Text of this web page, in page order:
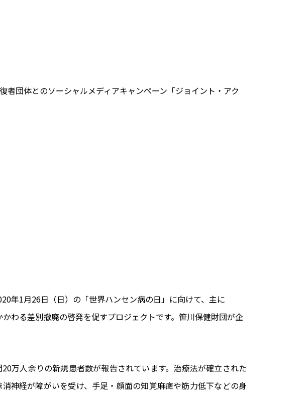
団体とのソーシャルメディアキャンペーン「ジョイント・アク
年1月26日（日）の「世界ハンセン病の日」に向けて、主に
わる差別撤廃の啓発を促すプロジェクトです。笹川保健財団が企
万人余りの新規患者数が報告されています。治療法が確立された
神経が障がいを受け、手足・顔面の知覚麻痺や筋力低下などの身